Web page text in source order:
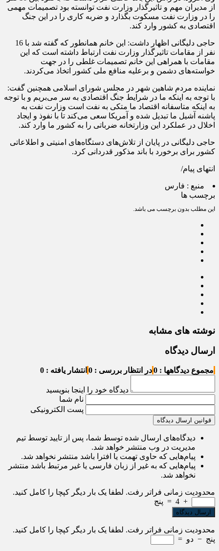
از مدیران مهم و تاثیرگذار وزارت نفت توانسته بود تصمیمات مهمی
را در وزارت نفت مسکوت بگذارد و ضربه کاری را در این جنگ
اقتصادی به کشور وارد کند.
حاجی دلیگانی اظهار داشت: این خانم همانطور که گفته شد با 16
نفر از مقامات تاثیرگذار وزارت نفت ارتباط داشته است که این
مقامات با همراهی این خانم تصمیمات غلطی را در جهت
خواسته‌های دشمن و برعلیه منافع ملی کشور اتخاذ می‌کردند.
نماینده مردم شاهین شهر در مجلس شورای اسلامی همچنین گفت:
با توجه به اینکه ما در شرایط جنگ اقتصادی به سر می‌بریم و با توجه
به اینکه متاسفانه اقتصاد ما متکی به نفت است وزارت نفت به
پاشنه آشیل ما تبدیل شده و آمریکا سعی می‌کند تا با نفوذ و ایجاد
اخلال در عملکرد این وزارتخانه ضرباتی را به کشور ما وارد کند.
حاجی دلیگانی در پایان از تلاش‌های دستگاه‌های امنیتی و اطلاعاتی
کشور برای برخورد با باند مذکور قدردانی کرد.
انتهای پیام/
منبع : فارس
برچسب ها
این مطلب بدون برچسب می باشد.
نوشته های مشابه
ارسال دیدگاه
مجموع دیدگاهها : 0 در انتظار بررسی : 0 انتشار یافته : 0
دیدگاه خود را اینجا بنویسید
نام شما
پست الکترونیکی
قوانین ارسال دیدگاه
دیدگاه‌های ارسال شده توسط شما، پس از تایید توسط تیم
مدیریت در وب منتشر خواهد شد.
پیام‌هایی که حاوی تهمت یا افترا باشد منتشر نخواهد شد.
پیام‌هایی که به غیر از زبان فارسی یا غیر مرتبط باشد منتشر
نخواهد شد.
محدودیت زمانی فراتر رفت. لطفا یک بار دیگر کپچا را کامل کنید.
+
4
= پنج
محدودیت زمانی فراتر رفت. لطفا یک بار دیگر کپچا را کامل کنید.
پنج − دو =